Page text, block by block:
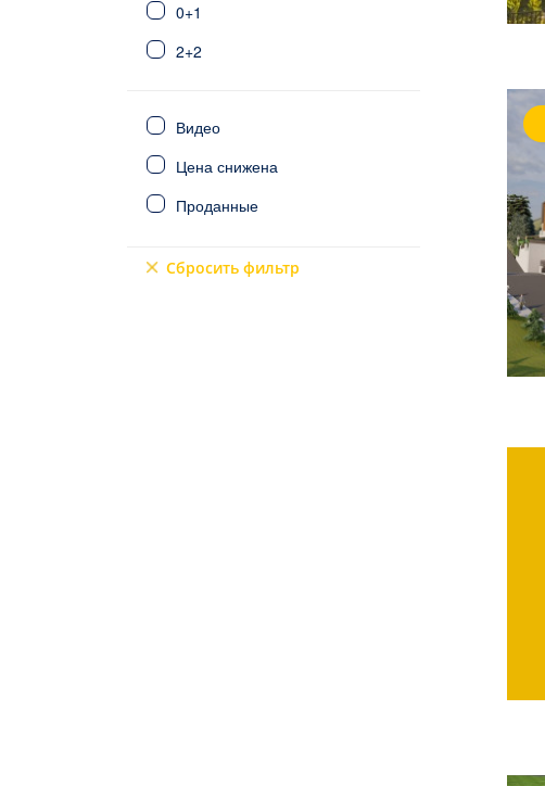
Демирташ
Газипаша
Фетхие
Сиде
Калкан/Каш
0+1
2+2
6+1
4+2
5+2
Видео
Цена снижена
Проданные
Сбросить фильтр